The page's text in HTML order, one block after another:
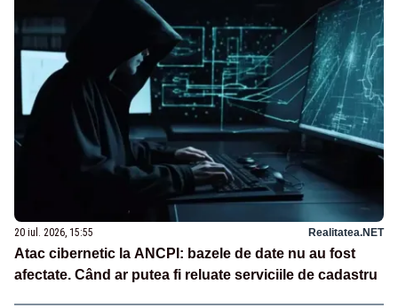
20 iul. 2026, 15:55 Realitatea.NET
Atac cibernetic la ANCPI: bazele de date nu au fost
afectate. Când ar putea fi reluate serviciile de cadastru